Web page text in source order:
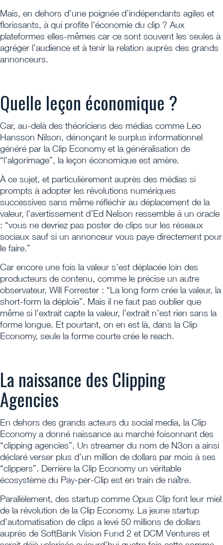
Mais, en dehors d’une poignée d’indépendants agiles et
florissants, à qui profite l’économie du clip ? Aux
plateformes elles-mêmes car ce sont souvent les seules à
agréger l’audience et à tenir la relation auprès des grands
annonceurs.
Quelle leçon économique ?
Car, au-delà des théoriciens des médias comme Leo
Hansson Nilson, dénonçant le surplus informationnel
généré par la Clip Economy et la généralisation de
“l’algorimage”, la leçon économique est amère.
À ce sujet, et particulièrement auprès des médias si
prompts à adopter les révolutions numériques
successives sans même réfléchir au déplacement de la
valeur, l’avertissement d’Ed Nelson ressemble à un oracle
: “vous ne devriez pas poster de clips sur les réseaux
sociaux sauf si un annonceur vous paye directement pour
le faire.”
Car encore une fois la valeur s’est déplacée loin des
producteurs de contenu, comme le précise un autre
observateur, Will Forrester : “La long form crée la valeur, la
short-form la déploie”. Mais il ne faut pas oublier que
même si l’extrait capte la valeur, l’extrait n’est rien sans la
forme longue. Et pourtant, on en est là, dans la Clip
Economy, seule la forme courte crée le reach.
La naissance des Clipping
Agencies
En dehors des grands acteurs du social media, la Clip
Economy a donné naissance au marché foisonnant des
“clipping agencies”. Un streamer du nom de N3on a ainsi
déclaré verser plus d’un million de dollars par mois à ses
“clippers”. Derrière la Clip Economy un véritable
écosystème du Pay-per-Clip est en train de naître.
Parallèlement, des startup comme Opus Clip font leur miel
de la révolution de la Clip Economy. La jeune startup
d’automatisation de clips a levé 50 millions de dollars
auprès de SoftBank Vision Fund 2 et DCM Ventures et